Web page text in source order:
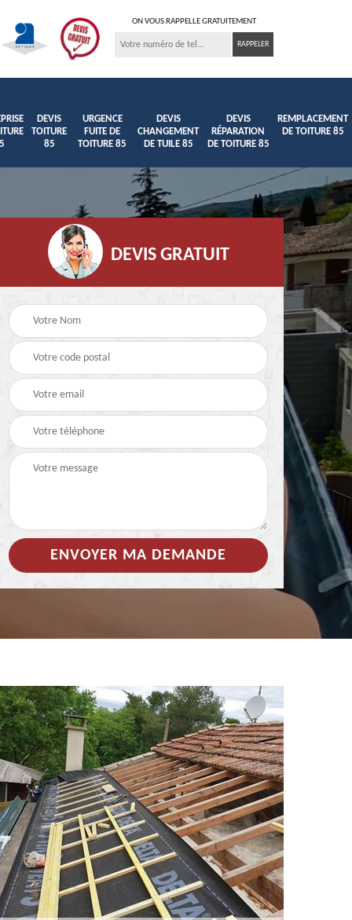
ON VOUS RAPPELLE GRATUITEMENT
DEVIS
TOITURE
85
URGENCE
FUITE DE
TOITURE 85
DEVIS
CHANGEMENT
DE TUILE 85
DEVIS
RÉPARATION
DE TOITURE 85
REMPLACEMENT
DE TOITURE 85
Hydrofuge coloré pour
toiture 85
Démoussage
nettoyage de tuile 85
DEVIS GRATUIT